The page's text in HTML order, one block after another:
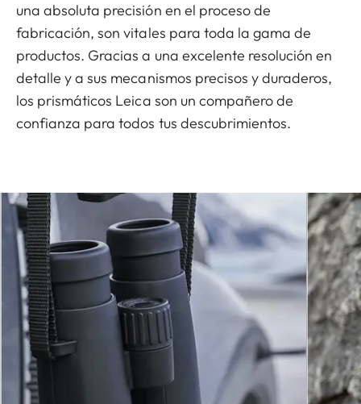
una absoluta precisión en el proceso de
fabricación, son vitales para toda la gama de
productos. Gracias a una excelente resolución en
detalle y a sus mecanismos precisos y duraderos,
los prismáticos Leica son un compañero de
confianza para todos tus descubrimientos.